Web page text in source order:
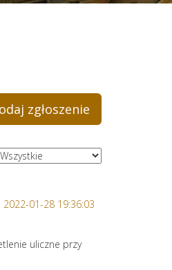
zgłoszenie
2022-01-28 19:36:03
uliczne przy